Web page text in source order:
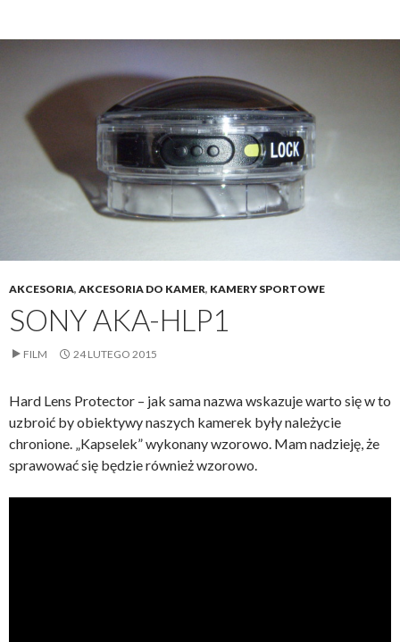
AKCESORIA, AKCESORIA DO KAMER, KAMERY SPORTOWE
SONY AKA-HLP1
FILM 24 LUTEGO 2015
Hard Lens Protector – jak sama nazwa wskazuje warto się w to
uzbroić by obiektywy naszych kamerek były należycie
chronione. „Kapselek” wykonany wzorowo. Mam nadzieję, że
sprawować się będzie również wzorowo.